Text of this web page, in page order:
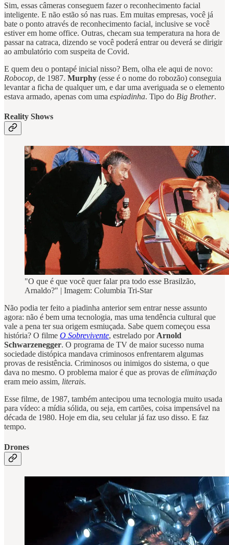
Sim, essas câmeras conseguem fazer o reconhecimento facial
inteligente. E não estão só nas ruas. Em muitas empresas, você já
bate o ponto através de reconhecimento facial, inclusive se você
estiver em home office. Outras, checam sua temperatura na hora de
passar na catraca, dizendo se você poderá entrar ou deverá se dirigir
ao ambulatório com suspeita de Covid.
E quem deu o pontapé inicial nisso? Bem, olha ele aqui de novo:
Robocop, de 1987. Murphy (esse é o nome do robozão) conseguia
levantar a ficha de qualquer um, e dar uma averiguada se o elemento
estava armado, apenas com uma espiadinha. Tipo do Big Brother.
Reality Shows
"O que é que você quer falar pra todo esse Brasilzão,
Arnaldo?" | Imagem: Columbia Tri-Star
Não podia ter feito a piadinha anterior sem entrar nesse assunto
agora: não é bem uma tecnologia, mas uma tendência cultural que
vale a pena ter sua origem esmiuçada. Sabe quem começou essa
história? O filme O Sobrevivente, estrelado por Arnold
Schwarzenegger. O programa de TV de maior sucesso numa
sociedade distópica mandava criminosos enfrentarem algumas
provas de resistência. Criminosos ou inimigos do sistema, o que
dava no mesmo. O problema maior é que as provas de eliminação
eram meio assim, literais.
Esse filme, de 1987, também antecipou uma tecnologia muito usada
para vídeo: a mídia sólida, ou seja, em cartões, coisa impensável na
década de 1980. Hoje em dia, seu celular já faz uso disso. E faz
tempo.
Drones